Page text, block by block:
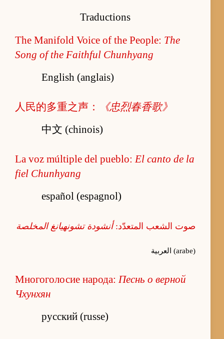
Traductions
The Manifold Voice of the People: The
Song of the Faithful Chunhyang
English (anglais)
人民的多重之声：
《忠烈春香歌》
中文 (chinois)
La voz múltiple del pueblo:El canto de la
fiel Chunhyang
español (espagnol)
صوت الشعب المتعدّد:أنشودة تشونهيانغ المخلصة
العربية (arabe)
Многоголосие народа: Песнь о верной
Чхунхян
русский (russe)